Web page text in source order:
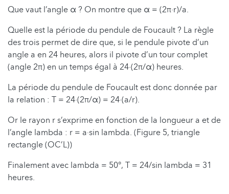
Que vaut l’angle α ? On montre que α = (2π∙r)/a.
Quelle est la période du pendule de Foucault ? La règle
des trois permet de dire que, si le pendule pivote d’un
angle a en 24 heures, alors il pivote d’un tour complet
(angle 2π) en un temps égal à 24∙(2π/α) heures.
La période du pendule de Foucault est donc donnée par
la relation : T = 24∙(2π/α) = 24∙(a/r).
Or le rayon r s’exprime en fonction de la longueur a et de
l’angle lambda : r = a∙sin lambda. (Figure 5, triangle
rectangle (OC’L))
Finalement avec lambda = 50°, T = 24/sin lambda = 31
heures.